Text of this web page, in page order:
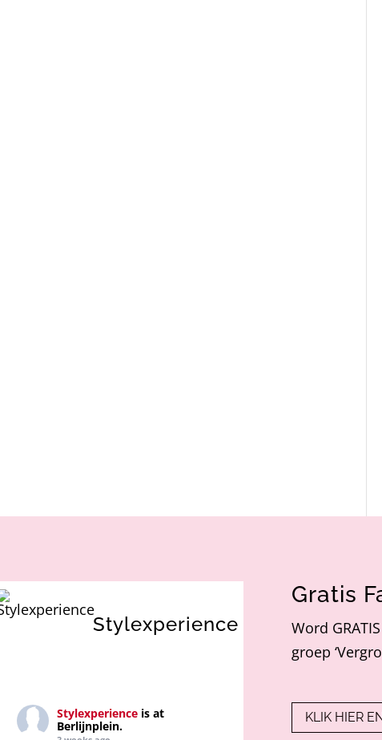
Stylexperience
Stylexperience is at
Berlijnplein.
Gratis
Word
groep
KLIK HIER